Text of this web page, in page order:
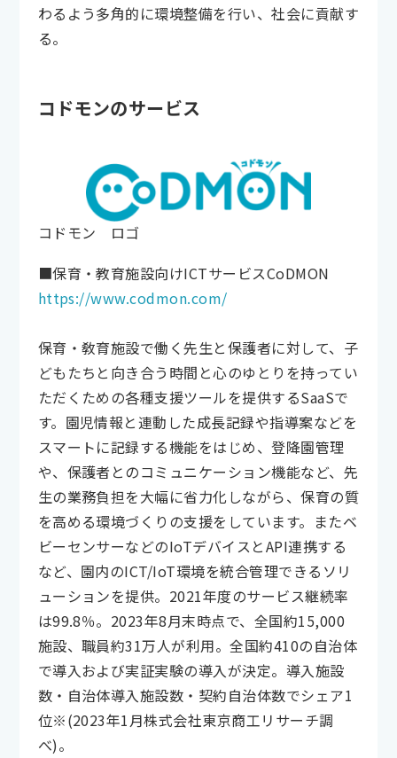
わるよう多角的に環境整備を行い、社会に貢献す
る。
コドモンのサービス
コドモン ロゴ
■保育・教育施設向けICTサービスCoDMON
https://www.codmon.com/
保育・敎育施設で働く先生と保護者に対して、子
どもたちと向き合う時間と心のゆとりを持ってい
ただくための各種支援ツールを提供するSaaSで
す。園児情報と連動した成長記録や指導案などを
スマートに記録する機能をはじめ、登降園管理
や、保護者とのコミュニケーション機能など、先
生の業務負担を大幅に省力化しながら、保育の質
を高める環境づくりの支援をしています。またベ
ビーセンサーなどのIoTデバイスとAPI連携する
など、園内のICT/IoT環境を統合管理できるソリ
ューションを提供。2021年度のサービス継続率
は99.8％。2023年8月末時点で、全国約15,000
施設、職員約31万人が利用。全国約410の自治体
で導入および実証実験の導入が決定。導入施設
数・自治体導入施設数・契約自治体数でシェア1
位※(2023年1月株式会社東京商工リサーチ調
べ)。